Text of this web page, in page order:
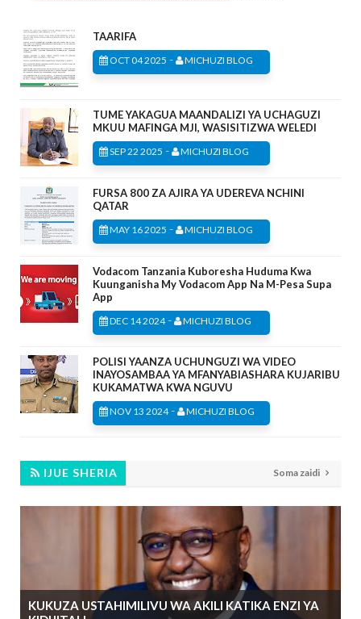
TAARIFA
OCT 04 2025 - MICHUZI BLOG
TUME YAKAGUA MAANDALIZI YA UCHAGUZI
MKUU MAFINGA MJI, WASISITIZWA WELEDI
SEP 22 2025 - MICHUZI BLOG
FURSA 800 ZA AJIRA YA UDEREVA NCHINI
QATAR
MAY 16 2025 - MICHUZI BLOG
Vodacom Tanzania Kuboresha Huduma Kwa
Kuunganisha My Vodacom App Na M-Pesa Supa
App
DEC 14 2024- MICHUZI BLOG
POLISI YAANZA UCHUNGUZI WA VIDEO
INAYOSAMBAA YA MFANYABIASHARA KUJARIBU
KUKAMATWA KWA NGUVU
NOV 13 2024- MICHUZI BLOG
IJUE SHERIA Soma zaidi
KUKUZA USTAHIMILIVU WA AKILI KATIKA ENZI YA